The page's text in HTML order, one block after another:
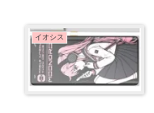
イオシス